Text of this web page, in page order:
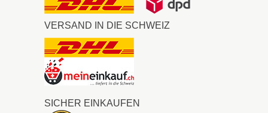
VERSAND IN DIE SCHWEIZ
SICHER EINKAUFEN